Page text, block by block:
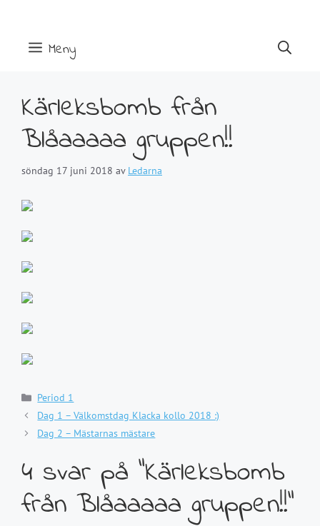
Meny
Kärleksbomb från
Blåaaaaa gruppen!!
söndag 17 juni 2018 av Ledarna
Kategorier
Period 1
Dag 1 – Välkomstdag Klacka kollo 2018 :)
Dag 2 – Mästarnas mästare
4 svar på ”Kärleksbomb
från Blåaaaaa gruppen!!”